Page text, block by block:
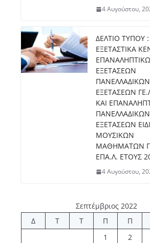
4 Αυγούστου,
ΔΕΛΤΙΟ ΤΥΠΟΥ :
ΕΞΕΤΑΣΤΙΚΑ
ΕΞΕΤΑΣΕΩΝ
ΠΑΝΕΛΛΑΔΙΚΩΝ
ΕΞΕΤΑΣΕΩΝ
ΚΑΙ
ΠΑΝΕΛΛΑΔΙΚΩΝ
ΕΞΕΤΑΣΕΩΝ
ΜΟΥΣΙΚΩΝ
ΜΑΘΗΜΑΤΩΝ
ΕΠΑ.Λ. ΕΤΟΥΣ
4 Αυγούστου,
Σεπτέμβριος 2022
Δ
Τ Τ Π Π
1
2